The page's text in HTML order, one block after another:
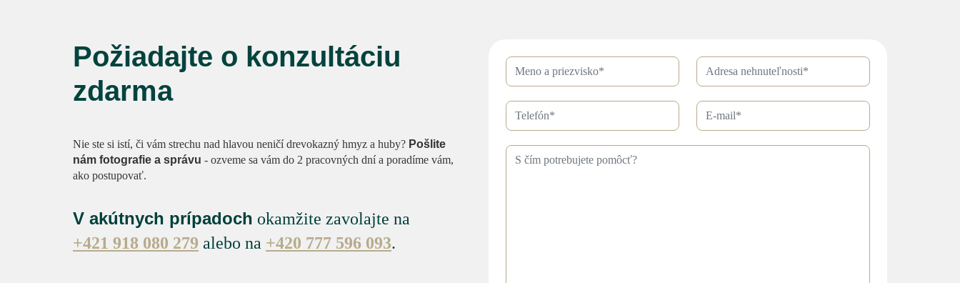
Požiadajte o konzultáciu
zdarma
Nie ste si istí, či vám strechu nad hlavou neničí drevokazný hmyz a huby? Pošlite
nám fotografie a správu - ozveme sa vám do 2 pracovných dní a poradíme vám,
ako postupovať.
V akútnych prípadoch okamžite zavolajte na
+421 918 080 279 alebo na +420 777 596 093.